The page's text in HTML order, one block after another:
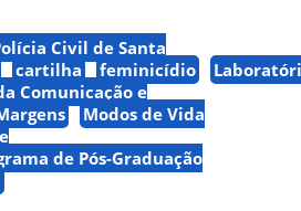
Civil de Santa
cartilha feminicídio
Comunicação e
Modos de Vida
de Pós-Graduação